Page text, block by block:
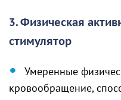
3. Физическая
стимулятор
Умеренные
кровообращение,